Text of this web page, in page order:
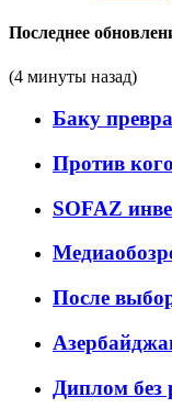
Последнее
(4 минуты назад)
Баку
Против
SOFAZ
После
Диплом без